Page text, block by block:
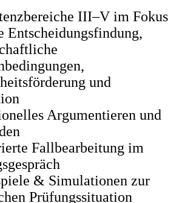
III–V im Fokus
Entscheidungsfindung,
und
Argumentieren und
Fallbearbeitung im
& Simulationen zur
Prüfungssituation